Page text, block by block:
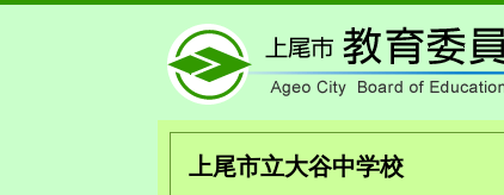
上尾市立大谷中学校